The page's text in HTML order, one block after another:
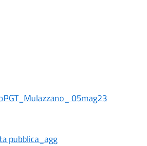
05mag23
pubblica_agg